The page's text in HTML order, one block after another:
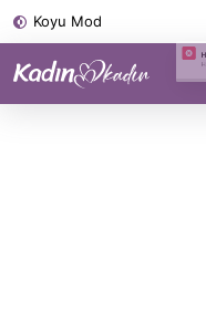
Koyu Mod